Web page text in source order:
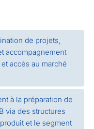
de projets,
accompagnement
accès au marché
à la préparation de
via des structures
et le segment